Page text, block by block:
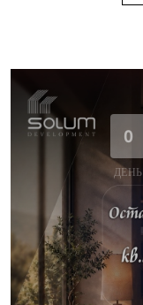
0
ДЕНЬ